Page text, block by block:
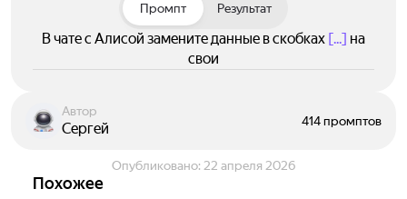
Промпт Результат
В чате с Алисой замените данные в скобках [...] на
свои
Автор
Сергей 414 промптов
Опубликовано: 22 апреля 2026
Похожее